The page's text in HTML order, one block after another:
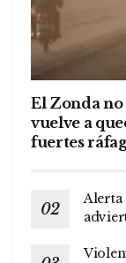
El Zonda no
vuelve a
fuertes
Alerta